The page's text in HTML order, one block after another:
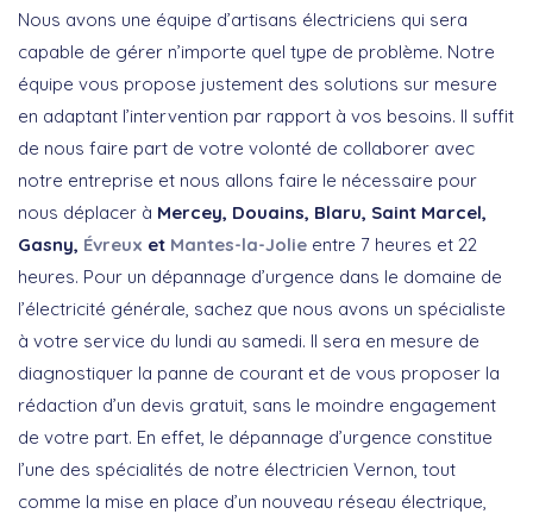
Nous avons une équipe d’artisans électriciens qui sera
capable de gérer n’importe quel type de problème. Notre
équipe vous propose justement des solutions sur mesure
en adaptant l’intervention par rapport à vos besoins. Il suffit
de nous faire part de votre volonté de collaborer avec
notre entreprise et nous allons faire le nécessaire pour
nous déplacer à Mercey, Douains, Blaru, Saint Marcel,
Gasny, Évreux et Mantes-la-Jolie entre 7 heures et 22
heures. Pour un dépannage d’urgence dans le domaine de
l’électricité générale, sachez que nous avons un spécialiste
à votre service du lundi au samedi. Il sera en mesure de
diagnostiquer la panne de courant et de vous proposer la
rédaction d’un devis gratuit, sans le moindre engagement
de votre part. En effet, le dépannage d’urgence constitue
l’une des spécialités de notre électricien Vernon, tout
comme la mise en place d’un nouveau réseau électrique,